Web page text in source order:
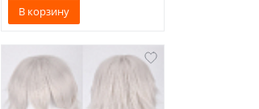
В корзину